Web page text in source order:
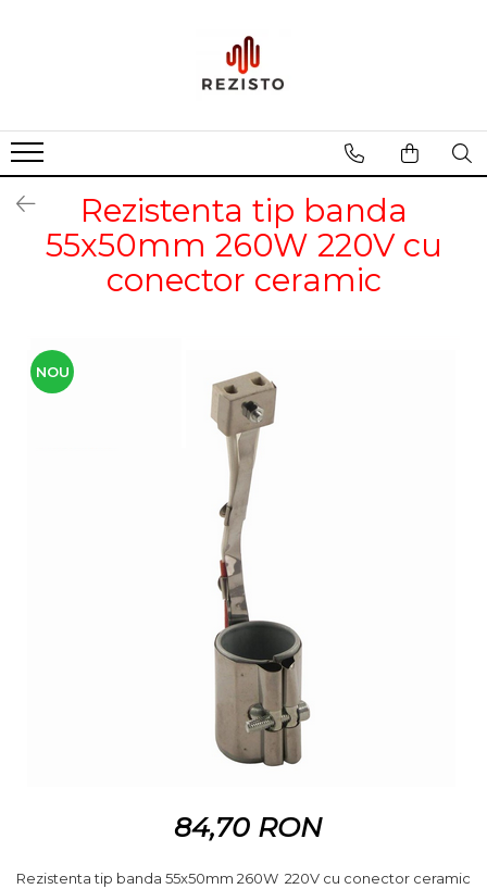
Rezistente cu profil special
Rezistente aero convectie
Rezistente panou solar
Rezistenta tip banda
55x50mm 260W 220V cu
conector ceramic
NOU
84,70 RON
Rezistenta tip banda 55x50mm 260W 220V cu conector ceramic